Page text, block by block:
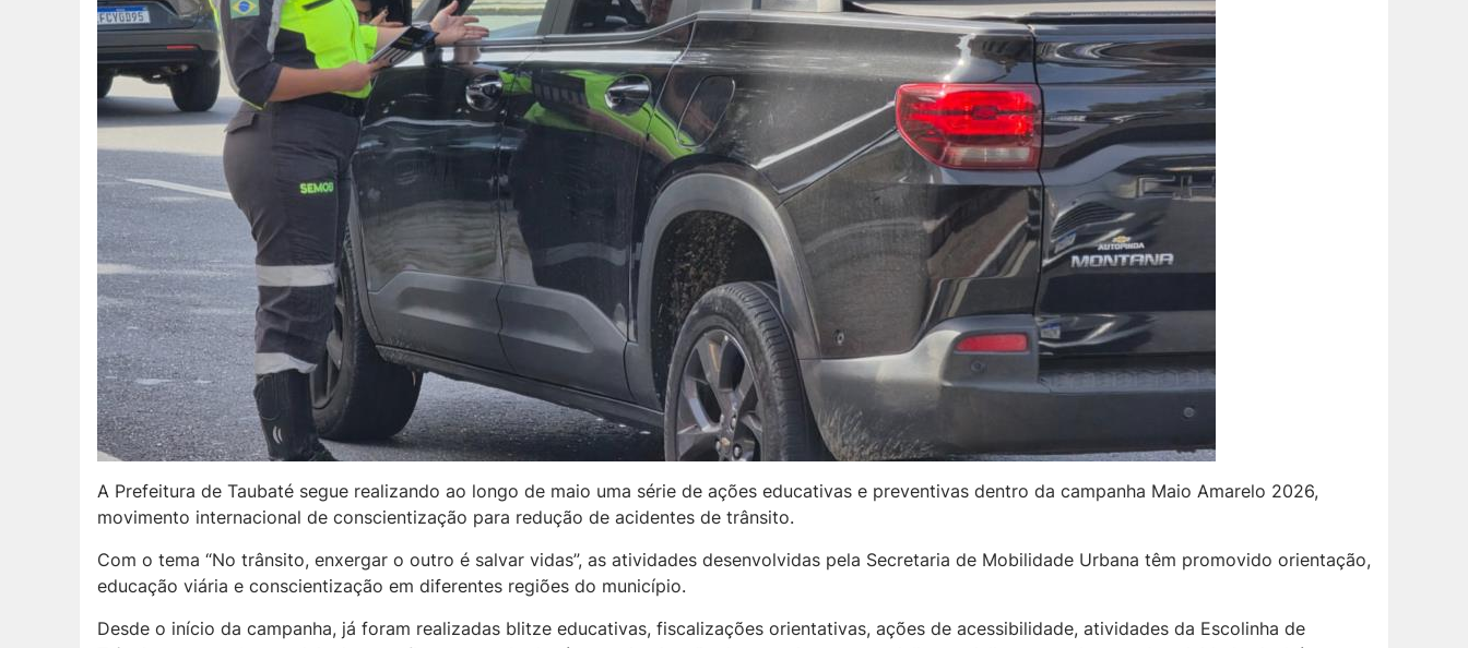
A Prefeitura de Taubaté segue realizando ao longo de maio uma série de ações educativas e preventivas dentro da campanha Maio Amarelo 2026,
movimento internacional de conscientização para redução de acidentes de trânsito.
Com o tema “No trânsito, enxergar o outro é salvar vidas”, as atividades desenvolvidas pela Secretaria de Mobilidade Urbana têm promovido orientação,
educação viária e conscientização em diferentes regiões do município.
Desde o início da campanha, já foram realizadas blitze educativas, fiscalizações orientativas, ações de acessibilidade, atividades da Escolinha de